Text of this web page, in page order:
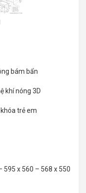
bám bẩn
khí nóng 3D
trẻ em
595 x 560 – 568 x 550